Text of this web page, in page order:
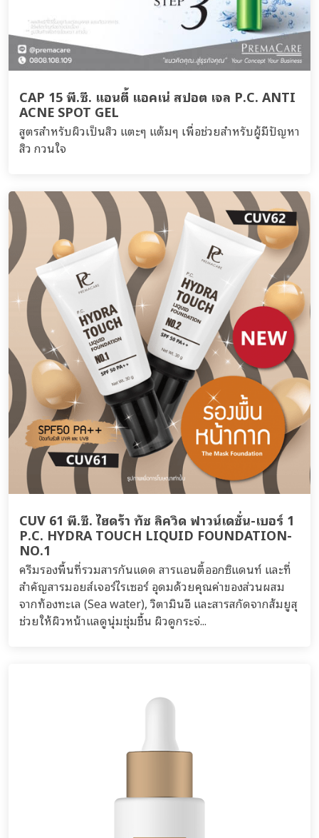
CAP 15 พี.ซี. แอนตี้ แอคเน่ สปอต เจล P.C. ANTI
ACNE SPOT GEL
สูตรสำหรับผิวเป็นสิว แตะๆ แต้มๆ เพื่อช่วยสำหรับผู้มีปัญหา
สิว กวนใจ
CUV 61 พี.ซี. ไฮดร้า ทัช ลิควิด ฟาวน์เดชั่น-เบอร์ 1
P.C. HYDRA TOUCH LIQUID FOUNDATION-
NO.1
ครีมรองพื้นที่รวมสารกันแดด สารแอนตี้ออกซิแดนท์ และที่
สำคัญสารมอยส์เจอร์ไรเซอร์ อุดมด้วยคุณค่าของส่วนผสม
จากท้องทะเล (Sea water), วิตามินอี และสารสกัดจากส้มยูสุ
ช่วยให้ผิวหน้าแลดูนุ่มชุ่มชื้น ผิวดูกระจ่...